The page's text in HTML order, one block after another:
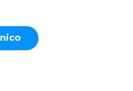
nico